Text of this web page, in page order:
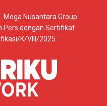
Mega Nusantara Group
Pers dengan Sertifikat
K/VIII/2025